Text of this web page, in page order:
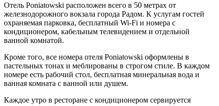
Отель Poniatowski расположен всего в 50 метрах от
железнодорожного вокзала города Радом. К услугам гостей
охраняемая парковка, бесплатный Wi-Fi и номера с
кондиционером, кабельным телевидением и отдельной
ванной комнатой.
Кроме того, все номера отеля Poniatowski оформлены в
пастельных тонах и меблированы в строгом стиле. В каждом
номере есть рабочий стол, бесплатная минеральная вода и
ванная комната с ванной или душем.
Каждое утро в ресторане с кондиционером сервируется